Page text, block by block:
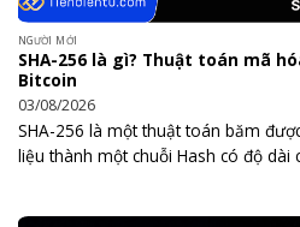
NGƯỜI MỚI
SHA-256 là gì? Thuật toán mã
Bitcoin
03/08/2026
SHA-256 là một thuật toán băm
liệu thành một chuỗi Hash có độ dài